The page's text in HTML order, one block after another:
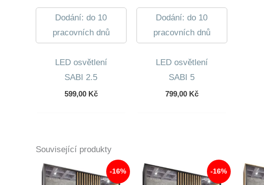
Dodání: do 10
pracovních dnů
LED osvětlení
SABI 2.5
599,00 Kč
Dodání: do 10
pracovních dnů
LED osvětlení
SABI 5
799,00 Kč
Související produkty
-16% -16%